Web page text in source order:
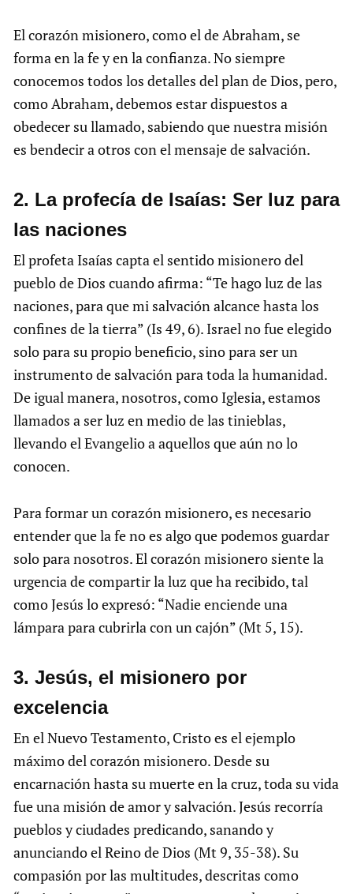
El corazón misionero, como el de Abraham, se
forma en la fe y en la confianza. No siempre
conocemos todos los detalles del plan de Dios, pero,
como Abraham, debemos estar dispuestos a
obedecer su llamado, sabiendo que nuestra misión
es bendecir a otros con el mensaje de salvación.
2. La profecía de Isaías: Ser luz para
las naciones
El profeta Isaías capta el sentido misionero del
pueblo de Dios cuando afirma: “Te hago luz de las
naciones, para que mi salvación alcance hasta los
confines de la tierra” (Is 49, 6). Israel no fue elegido
solo para su propio beneficio, sino para ser un
instrumento de salvación para toda la humanidad.
De igual manera, nosotros, como Iglesia, estamos
llamados a ser luz en medio de las tinieblas,
llevando el Evangelio a aquellos que aún no lo
conocen.
Para formar un corazón misionero, es necesario
entender que la fe no es algo que podemos guardar
solo para nosotros. El corazón misionero siente la
urgencia de compartir la luz que ha recibido, tal
como Jesús lo expresó: “Nadie enciende una
lámpara para cubrirla con un cajón” (Mt 5, 15).
3. Jesús, el misionero por
excelencia
En el Nuevo Testamento, Cristo es el ejemplo
máximo del corazón misionero. Desde su
encarnación hasta su muerte en la cruz, toda su vida
fue una misión de amor y salvación. Jesús recorría
pueblos y ciudades predicando, sanando y
anunciando el Reino de Dios (Mt 9, 35-38). Su
compasión por las multitudes, descritas como